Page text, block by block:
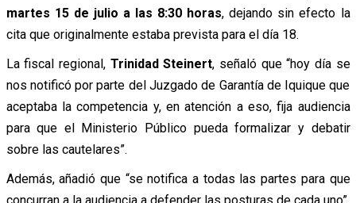
martes 15 de julio a las 8:30 horas, dejando sin efecto la
cita que originalmente estaba prevista para el día 18.
La fiscal regional, Trinidad Steinert, señaló que “hoy día se
nos notificó por parte del Juzgado de Garantía de Iquique que
aceptaba la competencia y, en atención a eso, fija audiencia
para que el Ministerio Público pueda formalizar y debatir
sobre las cautelares”.
Además, añadió que “se notifica a todas las partes para que
concurran a la audiencia a defender las posturas de cada uno”.